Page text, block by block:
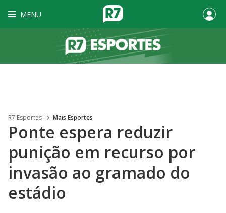
MENU
R7 Esportes Mais Esportes
Ponte espera reduzir
punição em recurso por
invasão ao gramado do
estádio